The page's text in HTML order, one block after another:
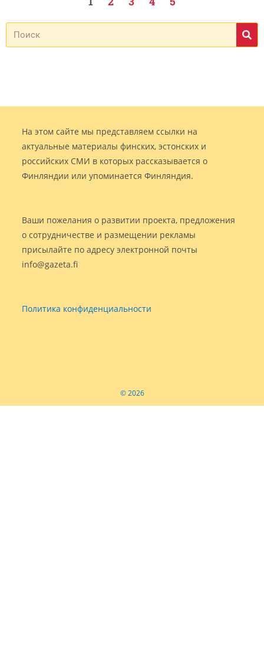
На этом сайте мы представляем ссылки на
актуальные материалы финских, эстонских и
российских СМИ в которых рассказывается о
Финляндии или упоминается Финляндия.
Ваши пожелания о развитии проекта, предложения
о сотрудничестве и размещении рекламы
присылайте по адресу электронной почты
info@gazeta.fi
Политика конфиденциальности
© 2026